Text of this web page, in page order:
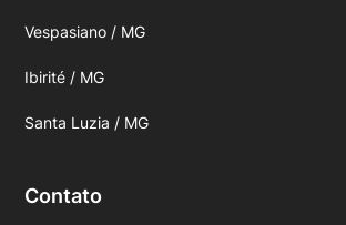
Vespasiano / MG
Ibirité / MG
Santa Luzia / MG
Contato